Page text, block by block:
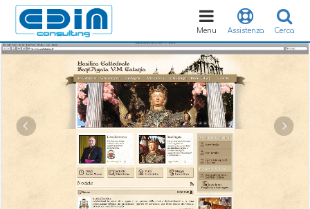
Cerca
Assistenza
Toggle
navigation
Menu